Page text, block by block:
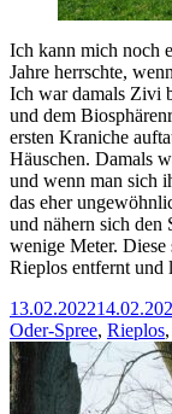
Ich kann mich noch
Jahre herrschte,
Ich war damals Zivi
und dem
ersten Kraniche
Häuschen. Damals
und wenn man sich
das eher
und nähern sich den
wenige Meter.
Rieplos entfernt und
Veröffentlicht
am
13.02.2022
Oder-Spree, Rieplos,